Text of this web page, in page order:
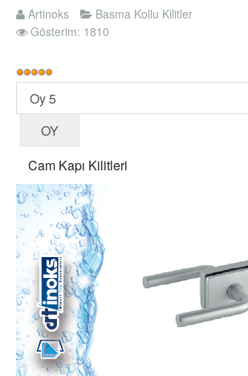
Artinoks
Basma Kollu Kilitler
Gösterim: 1810
Kullanıcı
Oyu: 5/
Lütfen
oylayın
Cam Kapı Kilitleri